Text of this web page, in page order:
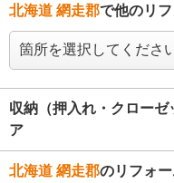
北海道 網走郡で他のリ
収納（押入れ・クローゼ
ア
北海道 網走郡のリフォ